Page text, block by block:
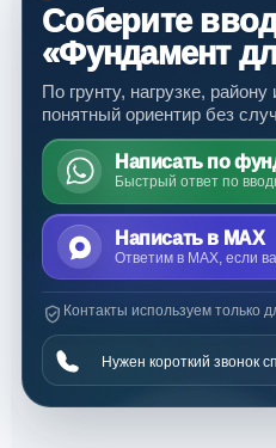
Соберите
«Фундамент
По грунту, нагрузке,
понятный ориентир без
Написать по
Быстрый ответ по
Написать в MAX
Ответим в MAX, если
Контакты используем только
Нужен короткий звонок